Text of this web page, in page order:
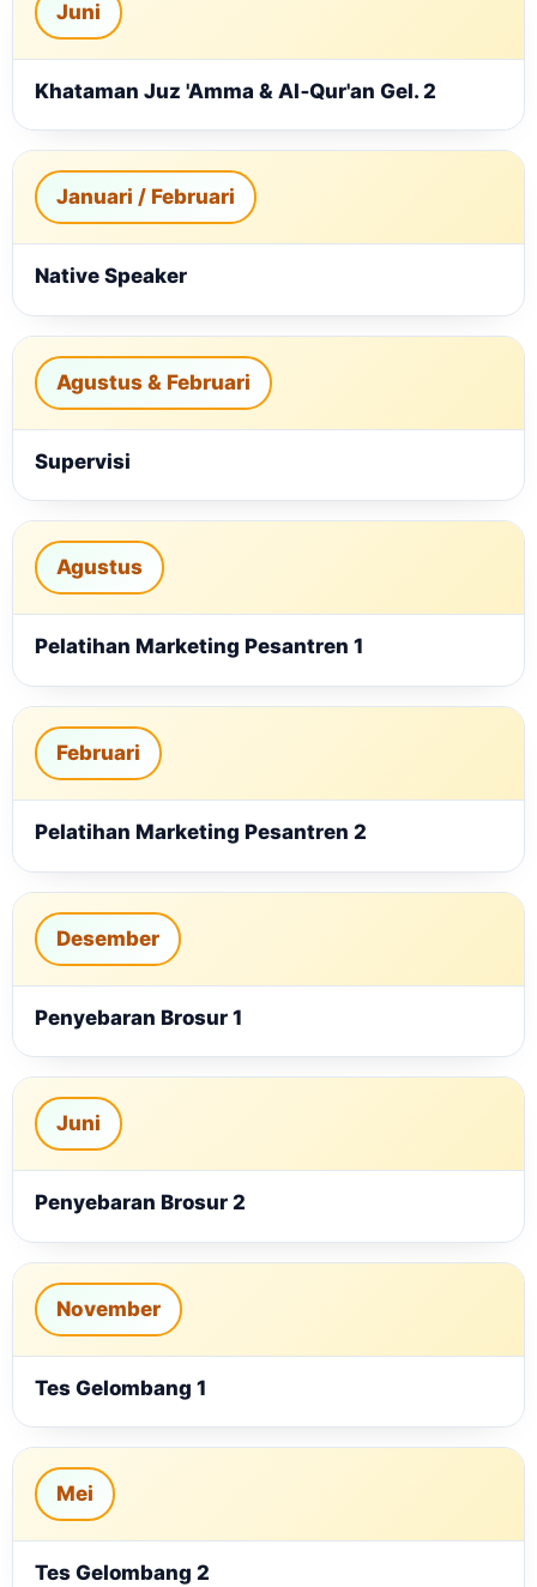
Juni
Khataman Juz 'Amma & Al‑Qur'an Gel. 2
Januari / Februari
Native Speaker
Agustus & Februari
Supervisi
Agustus
Pelatihan Marketing Pesantren 1
Februari
Pelatihan Marketing Pesantren 2
Desember
Penyebaran Brosur 1
Juni
Penyebaran Brosur 2
November
Tes Gelombang 1
Mei
Tes Gelombang 2